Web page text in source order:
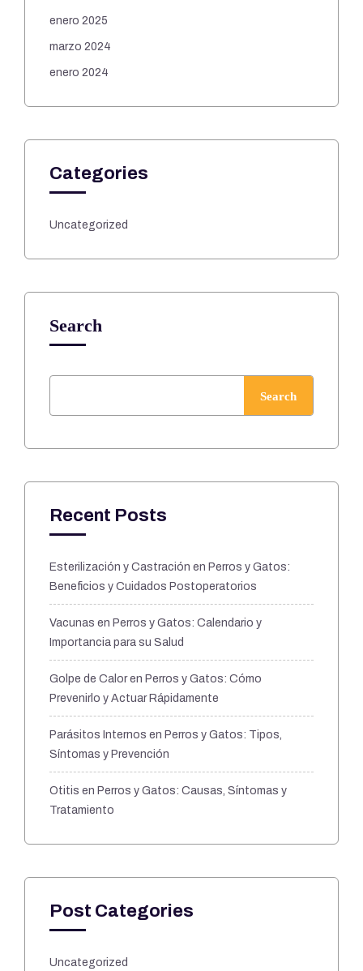
enero 2025
marzo 2024
enero 2024
Categories
Uncategorized
Search
Search
Recent Posts
Esterilización y Castración en Perros y Gatos:
Beneficios y Cuidados Postoperatorios
Vacunas en Perros y Gatos: Calendario y
Importancia para su Salud
Golpe de Calor en Perros y Gatos: Cómo
Prevenirlo y Actuar Rápidamente
Parásitos Internos en Perros y Gatos: Tipos,
Síntomas y Prevención
Otitis en Perros y Gatos: Causas, Síntomas y
Tratamiento
Post Categories
Uncategorized